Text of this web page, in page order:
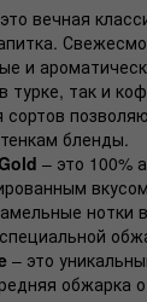
вечная
и
турке, так и
бленды.
– это 100%
нотки
– это
обжарка